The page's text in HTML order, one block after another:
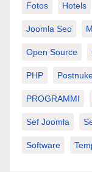
Fotos Hotels
Joomla Seo
Open Source
PHP
PROGRAMMI
Sef Joomla
Software